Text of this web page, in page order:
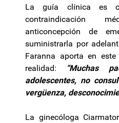
La guía clínica es
contraindicación
anticoncepción de
suministrarla por
Faranna aporta en
realidad:
“Muchas
adolescentes, no
vergüenza,
La ginecóloga